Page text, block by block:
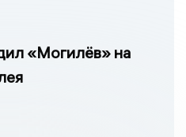
«Могилёв» на